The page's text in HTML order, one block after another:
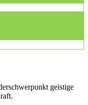
geistige